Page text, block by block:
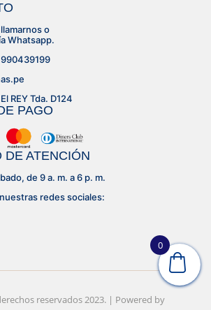
o
Whatsapp.
REY Tda. D124
PAGO
DE ATENCIÓN
de 9 a. m. a 6 p. m.
redes sociales:
porLujhon – Agencia de Marketing
reservados 2023. | Powered by
0